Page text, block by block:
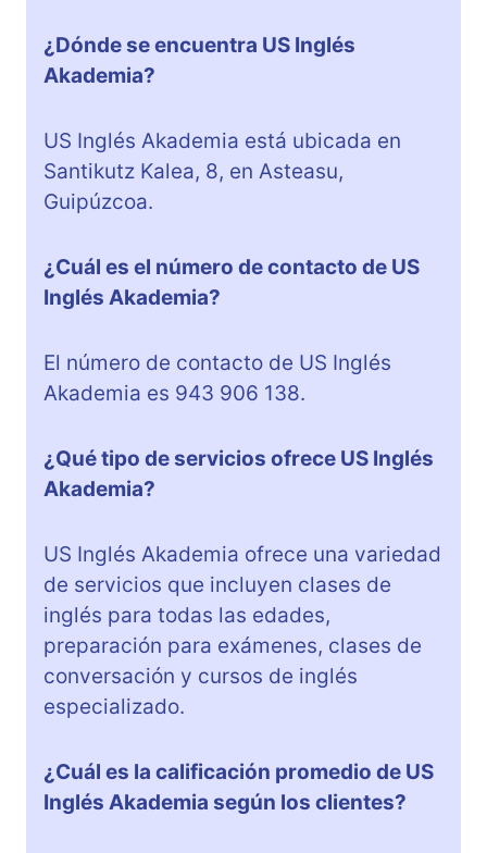
¿Dónde se encuentra US Inglés
Akademia?
US Inglés Akademia está ubicada en
Santikutz Kalea, 8, en Asteasu,
Guipúzcoa.
¿Cuál es el número de contacto de US
Inglés Akademia?
El número de contacto de US Inglés
Akademia es 943 906 138.
¿Qué tipo de servicios ofrece US Inglés
Akademia?
US Inglés Akademia ofrece una variedad
de servicios que incluyen clases de
inglés para todas las edades,
preparación para exámenes, clases de
conversación y cursos de inglés
especializado.
¿Cuál es la calificación promedio de US
Inglés Akademia según los clientes?